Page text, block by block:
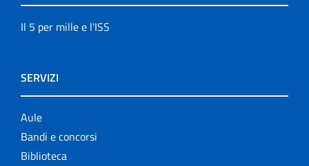
Il 5 per mille e l'ISS
SERVIZI
Aule
Bandi e concorsi
Biblioteca